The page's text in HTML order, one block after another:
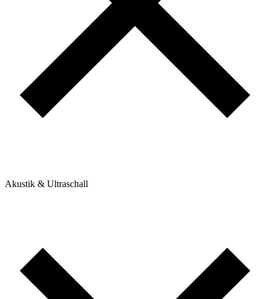
Akustik & Ultraschall